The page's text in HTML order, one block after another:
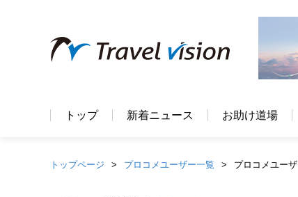
トップ 新着ニュース お助け道場
トップページ プロコメユーザー一覧 プロコメユー